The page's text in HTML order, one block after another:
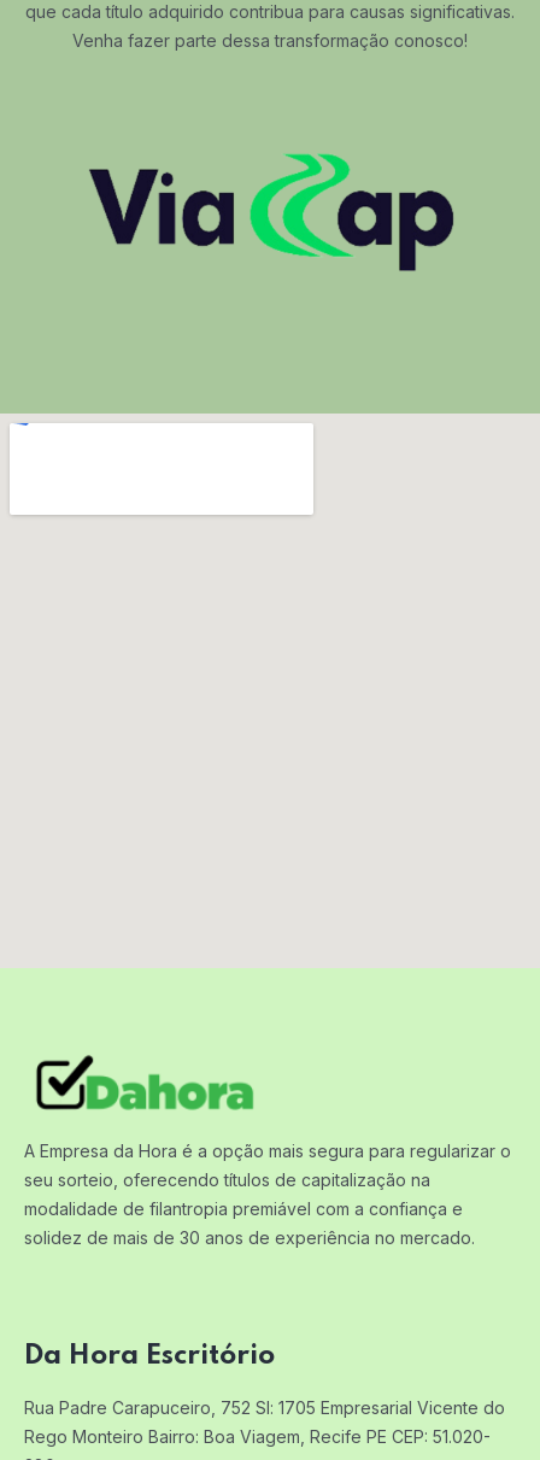
que cada título adquirido contribua para causas significativas.
Venha fazer parte dessa transformação conosco!
A Empresa da Hora é a opção mais segura para regularizar o
seu sorteio, oferecendo títulos de capitalização na
modalidade de filantropia premiável com a confiança e
solidez de mais de 30 anos de experiência no mercado.
Da Hora Escritório
Rua Padre Carapuceiro, 752 Sl: 1705 Empresarial Vicente do
Rego Monteiro Bairro: Boa Viagem, Recife PE CEP: 51.020-